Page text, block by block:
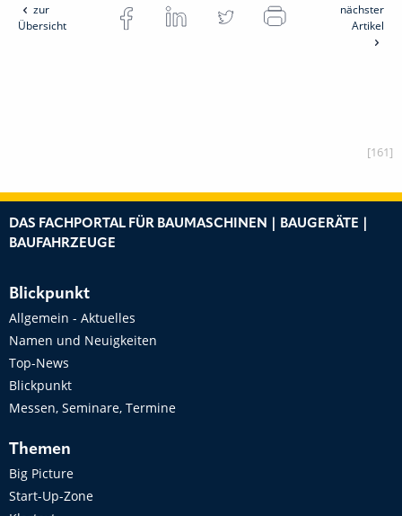
zur
Übersicht
nächster
Artikel
[161]
DAS FACHPORTAL FÜR BAUMASCHINEN | BAUGERÄTE |
BAUFAHRZEUGE
Blickpunkt
Allgemein - Aktuelles
Namen und Neuigkeiten
Top-News
Blickpunkt
Messen, Seminare, Termine
Themen
Big Picture
Start-Up-Zone